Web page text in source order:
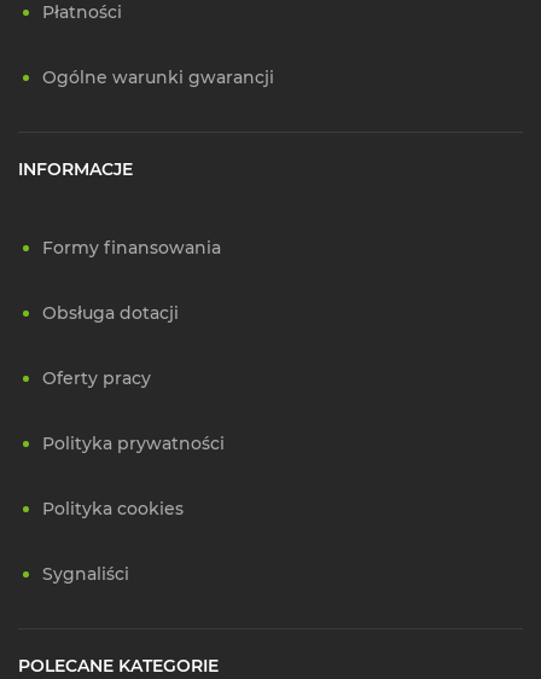
Płatności
Ogólne warunki gwarancji
INFORMACJE
Formy finansowania
Obsługa dotacji
Oferty pracy
Polityka prywatności
Polityka cookies
Sygnaliści
POLECANE KATEGORIE